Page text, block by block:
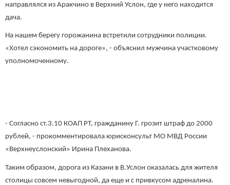
направлялся из Аракчино в Верхний Услон, где у него находится
дача.
На нашем берегу горожанина встретили сотрудники полиции.
«Хотел сэкономить на дороге», - объяснил мужчина участковому
уполномоченному.
- Согласно ст.3.10 КОАП РТ, гражданину Г. грозит штраф до 2000
рублей, - прокомментировала юрисконсульт МО МВД России
«Верхнеуслонский» Ирина Плеханова.
Таким образом, дорога из Казани в В.Услон оказалась для жителя
столицы совсем невыгодной, да еще и с привкусом адреналина.